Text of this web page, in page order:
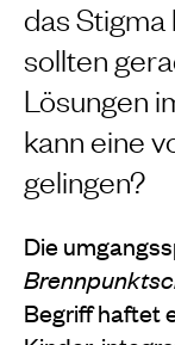
das
sollten
Lösungen
kann eine
gelingen?
Die
Begriff haftet